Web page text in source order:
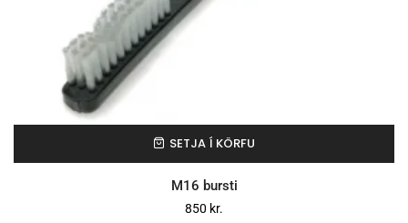
SETJA Í KÖRFU
M16 bursti
850 kr.